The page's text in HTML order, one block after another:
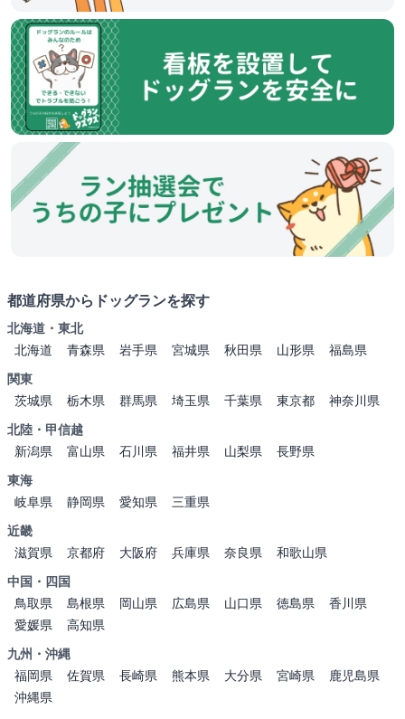
都道府県からドッグランを探す
北海道・東北
北海道
青森県 岩手県 宮城県 秋田県 山形県
福島県
関東
茨城県
栃木県 群馬県 埼玉県 千葉県 東京都
神奈川県
北陸・甲信越
新潟県
富山県 石川県 福井県 山梨県
長野県
東海
岐阜県
静岡県 愛知県
三重県
近畿
滋賀県
京都府 大阪府 兵庫県 奈良県
和歌山県
中国・四国
鳥取県
島根県 岡山県 広島県 山口県 徳島県
香川県
愛媛県
高知県
九州・沖縄
福岡県
佐賀県 長崎県 熊本県 大分県 宮崎県
鹿児島県
沖縄県